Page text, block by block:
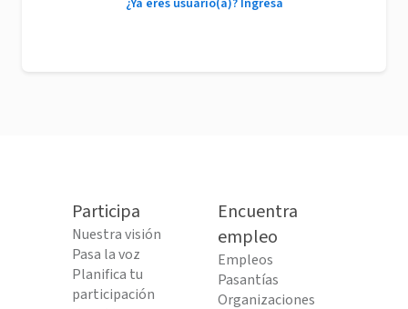
¿Ya eres usuario(a)? Ingresa
Participa
Nuestra visión
Pasa la voz
Planifica tu
participación
Encuentra
empleo
Empleos
Pasantías
Organizaciones